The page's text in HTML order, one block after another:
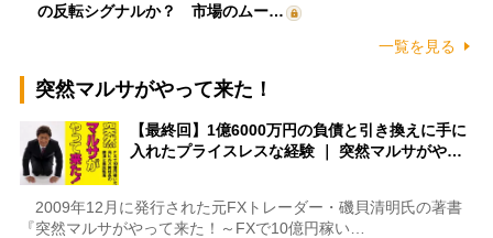
の反転シグナルか？ 市場のムー…
一覧を見る
突然マルサがやって来た！
【最終回】1億6000万円の負債と引き換えに手に
入れたプライスレスな経験 ｜ 突然マルサがや…
2009年12月に発行された元FXトレーダー・磯貝清明氏の著書
『突然マルサがやって来た！～FXで10億円稼い…